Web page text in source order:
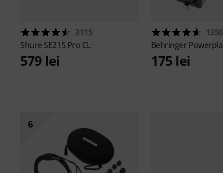
3115
Shure SE215 Pro CL
579 lei
1356
Behringer
175 lei
6